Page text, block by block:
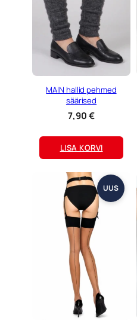
MAIN hallid pehmed
säärised
7,90€
LISA KORVI
UUS